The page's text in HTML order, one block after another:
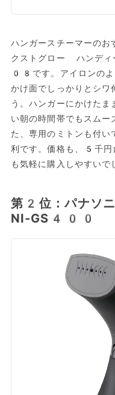
ハンガースチーマーの
クストグロー ハンデ
08です。アイロンのよ
かけ面でしっかりとシワ
う。ハンガーにかけたま
い朝の時間帯でもスムー
た、専用のミトンも付い
利です。価格も、5千円
も気軽に購入しやすいで
第2位：パナソ
NI-GS400